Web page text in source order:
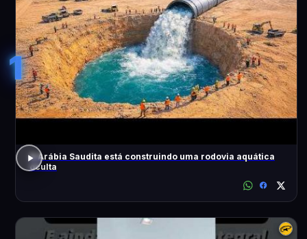
1
A Arábia Saudita está construindo uma rodovia aquática
oculta